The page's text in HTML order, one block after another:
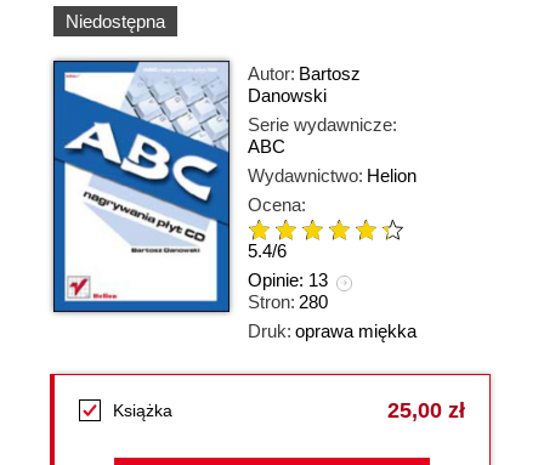
Niedostępna
Autor: Bartosz
Danowski
Serie wydawnicze:
ABC
Wydawnictwo: Helion
Ocena:
5.4/6
Opinie: 13
Stron: 280
Druk: oprawa miękka
Książka 25,00 zł